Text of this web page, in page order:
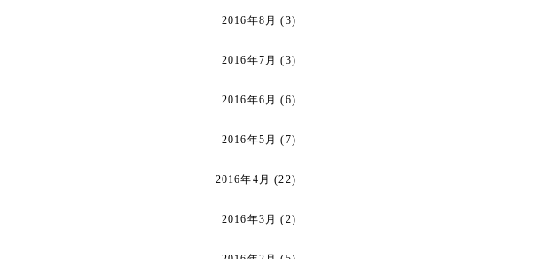
2016年8月 (3)
2016年7月 (3)
2016年6月 (6)
2016年5月 (7)
2016年4月 (22)
2016年3月 (2)